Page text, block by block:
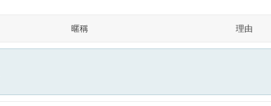
暱稱 理由